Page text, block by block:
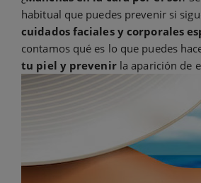
habitual que puedes prevenir si
cuidados faciales y corporales
contamos qué es lo que puedes
tu piel y prevenirla aparición de